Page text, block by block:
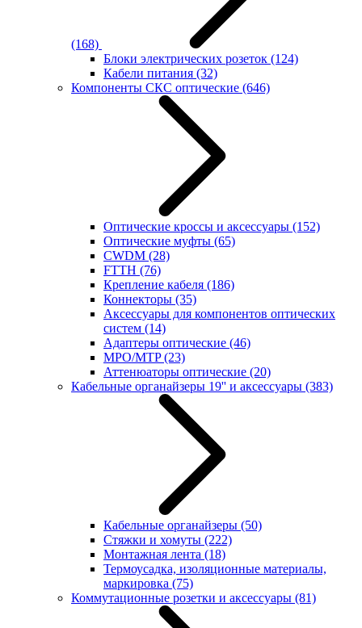
(168)
Блоки электрических розеток (124)
Кабели питания (32)
Компоненты СКС оптические (646)
Оптические кроссы и аксессуары (152)
Оптические муфты (65)
CWDM (28)
FTTH (76)
Крепление кабеля (186)
Коннекторы (35)
Аксессуары для компонентов оптических
систем (14)
Адаптеры оптические (46)
MPO/MTP(23)
Аттенюаторы оптические (20)
Кабельные органайзеры 19'' и аксессуары (383)
Кабельные органайзеры (50)
Стяжки и хомуты (222)
Монтажная лента (18)
Термоусадка, изоляционные материалы,
маркировка (75)
Коммутационные розетки и аксессуары (81)